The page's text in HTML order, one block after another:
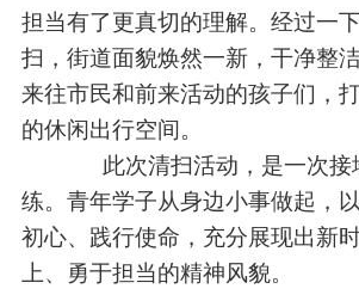
担当有了更真切的理解。经过一
扫，街道面貌焕然一新，干净整
来往市民和前来活动的孩子们，
的休闲出行空间。
此次清扫活动，是一次接
练。青年学子从身边小事做起，
初心、践行使命，充分展现出新
上、勇于担当的精神风貌。